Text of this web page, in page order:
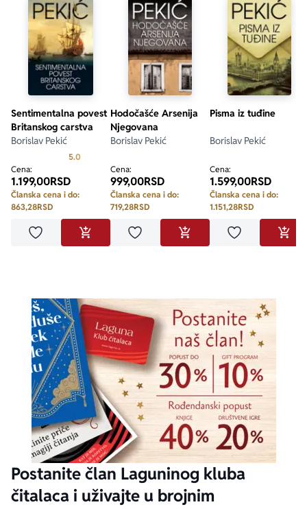
Sentimentalna povest
Britanskog carstva
Borislav Pekić
5.0
Cena:
1.199,00RSD
Članska cena i do:
863,28RSD
Dodaj u omiljeneDODAJ U KORPU
Hodočašće Arsenija
Njegovana
Borislav Pekić
Cena:
999,00RSD
Članska cena i do:
719,28RSD
Dodaj u omiljeneDODAJ U KORPU
Pisma iz tuđine
Borislav Pekić
Cena:
1.599,00RSD
Članska cena i do:
1.151,28RSD
Dodaj u
Postanite član Laguninog kluba
čitalaca i uživajte u brojnim